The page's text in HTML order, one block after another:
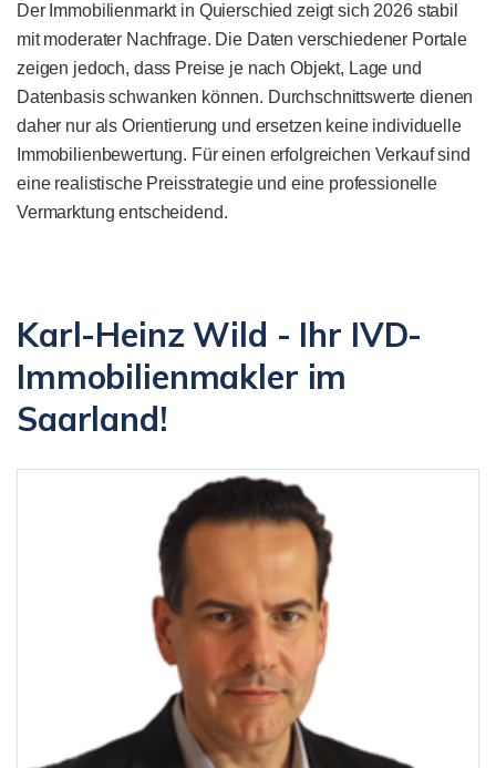
Der Immobilienmarkt in Quierschied zeigt sich 2026 stabil
mit moderater Nachfrage. Die Daten verschiedener Portale
zeigen jedoch, dass Preise je nach Objekt, Lage und
Datenbasis schwanken können. Durchschnittswerte dienen
daher nur als Orientierung und ersetzen keine individuelle
Immobilienbewertung. Für einen erfolgreichen Verkauf sind
eine realistische Preisstrategie und eine professionelle
Vermarktung entscheidend.
Karl-Heinz Wild - Ihr IVD-
Immobilienmakler im
Saarland!